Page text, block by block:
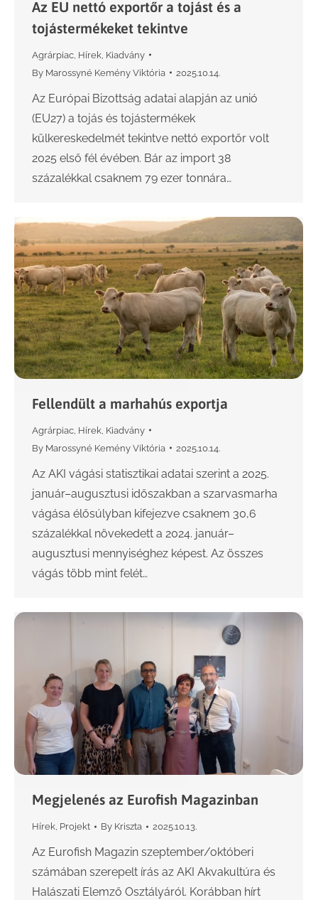
Az EU nettó exportőr a tojást és a
tojástermékeket tekintve
Agrárpiac Hírek Kiadvány
By Marossyné Kemény Viktória 2025.10.14.
Az Európai Bizottság adatai alapján az unió
(EU27) a tojás és tojástermékek
külkereskedelmét tekintve nettó exportőr volt
2025 első fél évében. Bár az import 38
százalékkal csaknem 79 ezer tonnára…
Fellendült a marhahús exportja
Agrárpiac Hírek Kiadvány
By Marossyné Kemény Viktória 2025.10.14.
Az AKI vágási statisztikai adatai szerint a 2025.
január–augusztusi időszakban a szarvasmarha
vágása élősúlyban kifejezve csaknem 30,6
százalékkal növekedett a 2024. január–
augusztusi mennyiséghez képest. Az összes
vágás több mint felét…
Megjelenés az Eurofish Magazinban
Hírek, Projekt By Kriszta 2025.10.13.
Az Eurofish Magazin szeptember/októberi
számában szerepelt írás az AKI Akvakultúra és
Halászati Elemző Osztályáról. Korábban hírt